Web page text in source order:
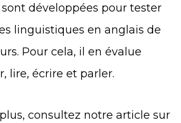
sont développées pour tester
linguistiques en anglais de
Pour cela, il en évalue
lire, écrire et parler.
consultez notre article sur